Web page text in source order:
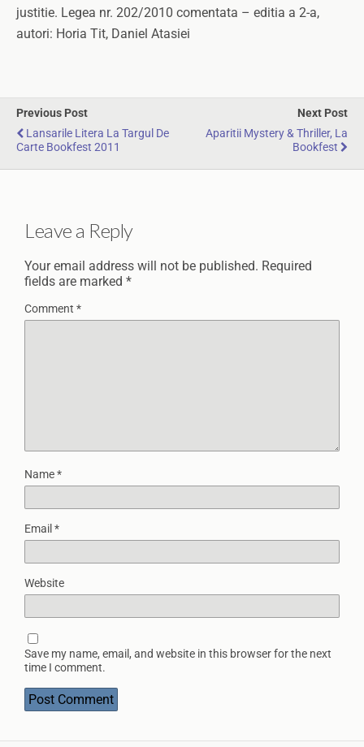
justitie. Legea nr. 202/2010 comentata – editia a 2-a,
autori: Horia Tit, Daniel Atasiei
Previous Post
Lansarile Litera La Targul De
Carte Bookfest 2011
Next Post
Aparitii Mystery & Thriller, La
Bookfest
Leave a Reply
Your email address will not be published. Required
fields are marked *
Comment *
Name*
Email *
Website
Save my name, email, and website in this browser for the next
time I comment.